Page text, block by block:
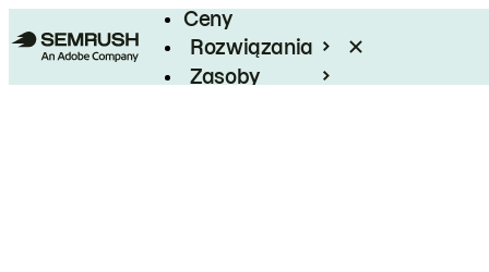
Ceny
Rozwiązania
Zasoby